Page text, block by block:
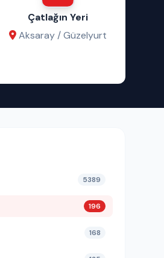
Çatlağın Yeri
Aksaray / Güzelyurt
5389
196
168